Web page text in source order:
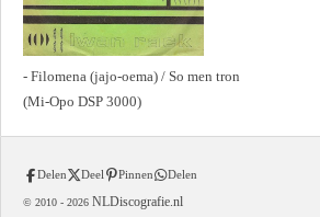
- Filomena (jajo-oema) / So men tron
(Mi-Opo DSP 3000)
Delen Deel Pinnen Delen
© 2010 - 2026 NLDiscografie.nl